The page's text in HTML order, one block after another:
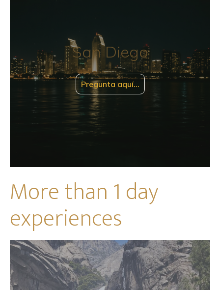
San Diego
Pregunta aquí…
More than 1 day
experiences